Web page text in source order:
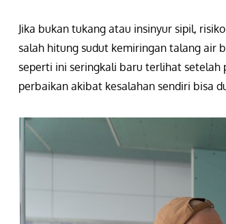
Jika bukan tukang atau insinyur sipil,
salah hitung sudut kemiringan talang air
seperti ini seringkali baru terlihat setelah
perbaikan akibat kesalahan sendiri bisa